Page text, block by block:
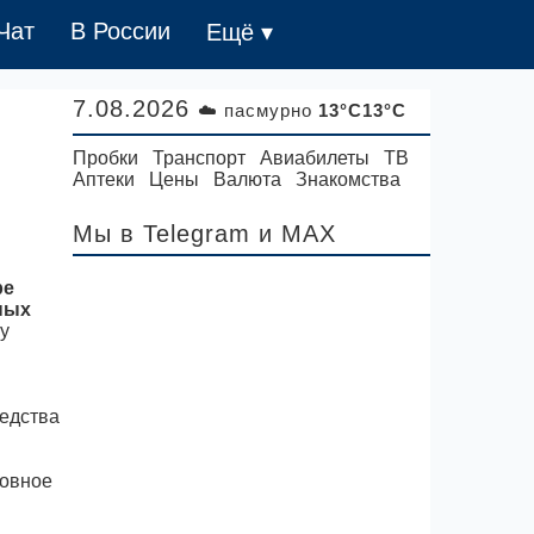
В России Ещё ▾
7.08.2026 ☁️ пасмурно 13°C13°C
Пробки Транспорт Авиабилеты
ТВ
Аптеки
Цены Валюта Знакомства
Мы в Telegram и MAX